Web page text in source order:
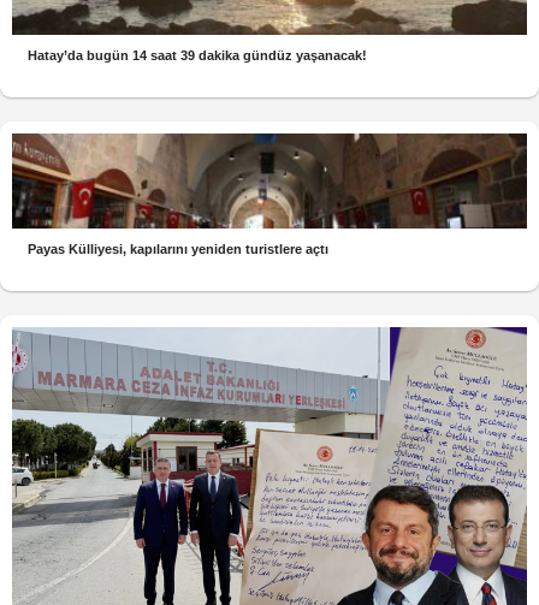
Hatay’da bugün 14 saat 39 dakika gündüz yaşanacak!
Payas Külliyesi, kapılarını yeniden turistlere açtı